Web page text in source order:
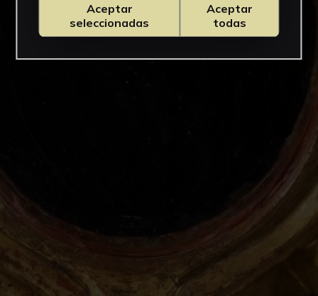
Aceptar
seleccionadas
Aceptar
todas